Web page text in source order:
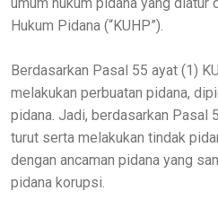
Hukum Pidana (“KUHP”).
Berdasarkan Pasal 55 ayat (1)
melakukan perbuatan pidana,
pidana. Jadi, berdasarkan Pasal
turut serta melakukan tindak
dengan ancaman pidana yang
pidana korupsi.